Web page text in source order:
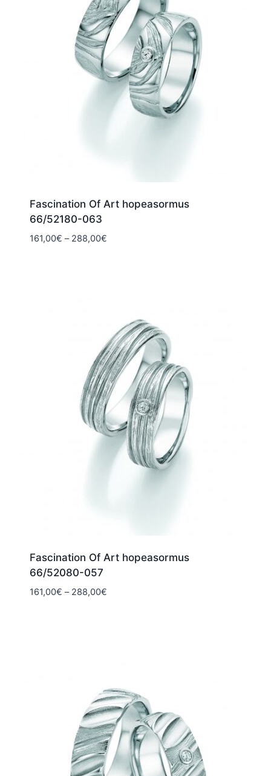
Fascination Of Art hopeasormus
66/52180-063
161,00€ – 288,00€Hintaluokka:
Fascination Of Art hopeasormus
66/52080-057
161,00€ – 288,00€Hintaluokka: